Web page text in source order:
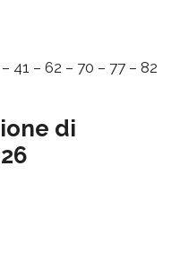
41 – 62 – 70 – 77 – 82
di